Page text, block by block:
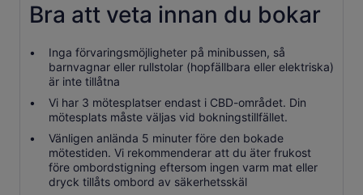
Bra att veta innan du bokar
Inga förvaringsmöjligheter på minibussen, så
barnvagnar eller rullstolar (hopfällbara eller elektriska)
är inte tillåtna
Vi har 3 mötesplatser endast i CBD-området. Din
mötesplats måste väljas vid bokningstillfället.
Vänligen anlända 5 minuter före den bokade
mötestiden. Vi rekommenderar att du äter frukost
före ombordstigning eftersom ingen varm mat eller
dryck tillåts ombord av säkerhetsskäl